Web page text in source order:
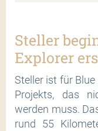
Steller
Explorer
Steller ist für
Projekts, das
werden muss.
rund 55